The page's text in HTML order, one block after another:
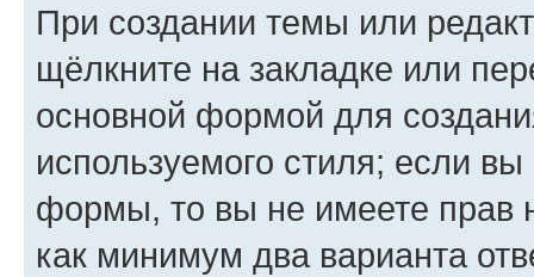
При создании темы или
щёлкните на закладке или
основной формой для
используемого стиля; если
формы, то вы не имеете прав
как минимум два варианта